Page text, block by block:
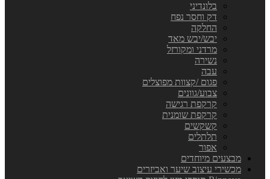
בלונדיני
דק וחסר נפח
החלקה
יבש/יבש מאד
מרדני ומקורזל
נשירה
עבה
פגום /קצוות מפוצלים
צבוע/גוונים
קרקפת רגישה
קרקפת שומנית
קשקשים
תלתלים
אפור
מבצעים מיוחדים
מכשירי עיצוב שיער ואביזרים